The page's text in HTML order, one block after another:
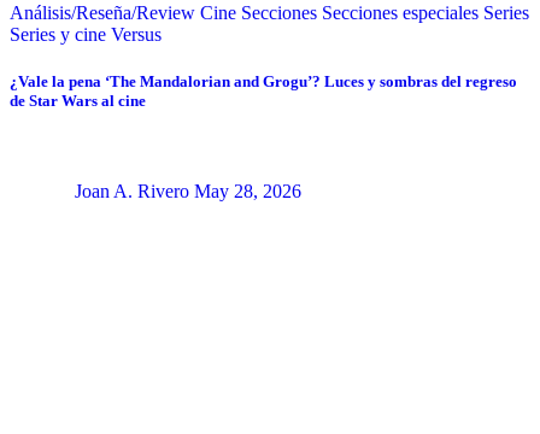
Análisis/Reseña/Review Cine Secciones Secciones especiales Series
Series y cine Versus
¿Vale la pena ‘The Mandalorian and Grogu’? Luces y sombras del regreso
de Star Wars al cine
Joan A. Rivero May 28, 2026